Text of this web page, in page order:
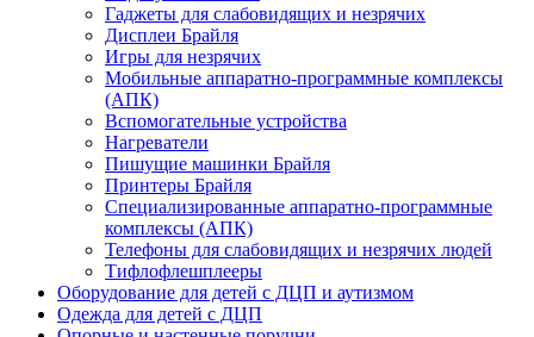
Гаджеты для слабовидящих и незрячих
Дисплеи Брайля
Игры для незрячих
Мобильные аппаратно-программные комплексы
(АПК)
Вспомогательные устройства
Нагреватели
Пишущие машинки Брайля
Принтеры Брайля
Специализированные аппаратно-программные
комплексы (АПК)
Телефоны для слабовидящих и незрячих людей
Тифлофлешплееры
Оборудование для детей с ДЦП и аутизмом
Одежда для детей с ДЦП